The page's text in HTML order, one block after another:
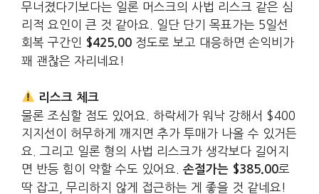
무너졌다기보다는 일론 머스크의 사법 리스크 같은 심
리적 요인이 큰 것 같아요. 일단 단기 목표가는 5일선
회복 구간인 $425.00 정도로 보고 대응하면 손익비가
꽤 괜찮은 자리네요!
리스크 체크
물론 조심할 점도 있어요. 하락세가 워낙 강해서 $400
지지선이 허무하게 깨지면 추가 투매가 나올 수 있거든
요. 그리고 일론 형의 사법 리스크가 생각보다 길어지
면 반등 힘이 약할 수도 있어요. 손절가는 $385.00로
딱 잡고, 무리하지 않게 접근하는 게 좋을 것 같네요!